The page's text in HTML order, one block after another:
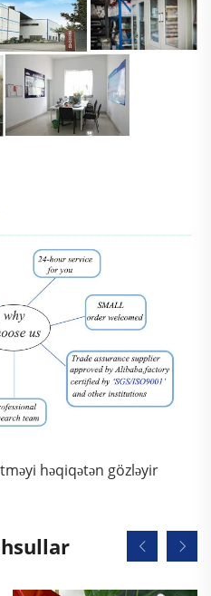
həqiqətən gözləyir